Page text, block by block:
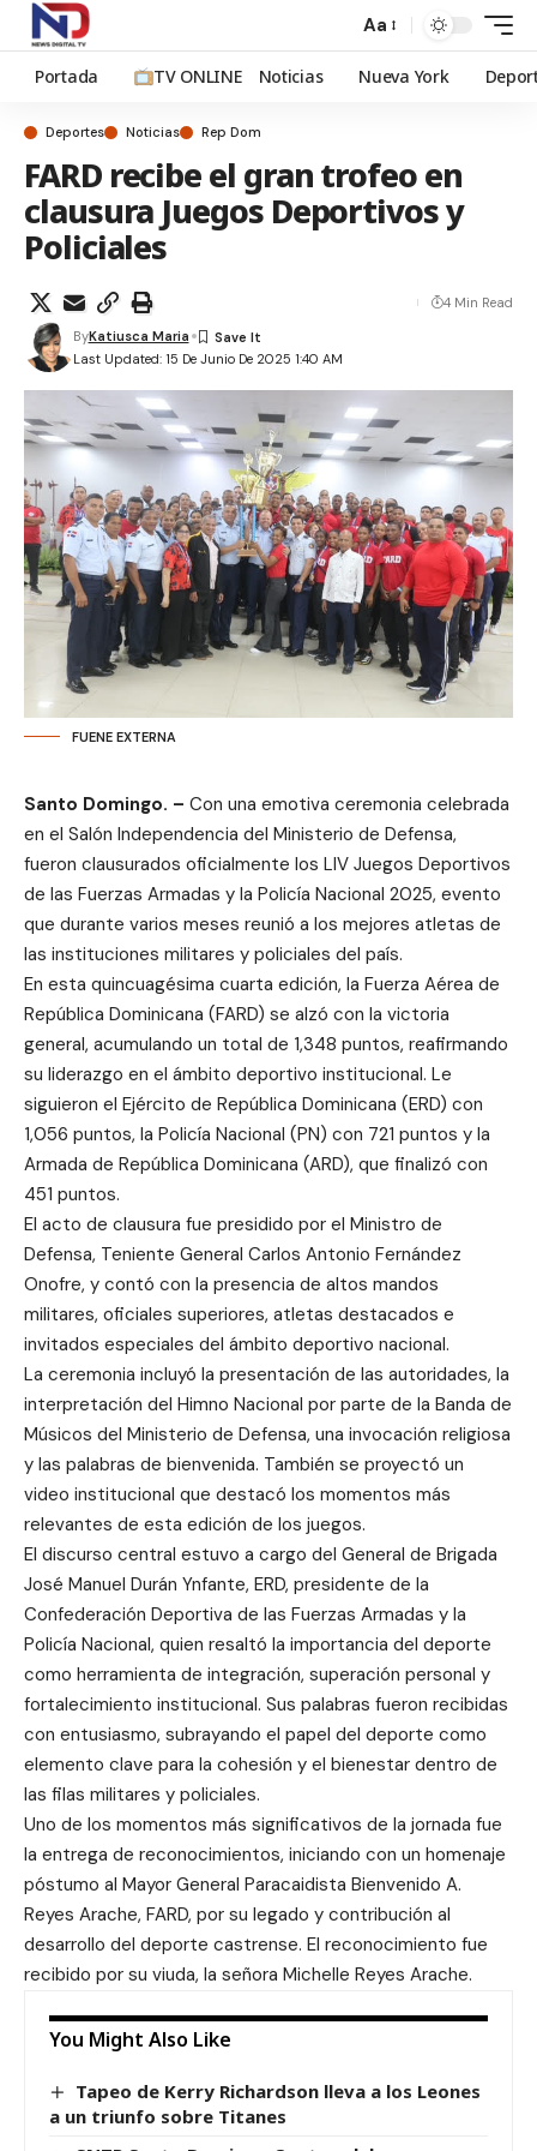
Aa
Portada TV ONLINE Noticias Nueva York
Deportes Noticias Rep Dom
FARD recibe el gran trofeo en
clausura Juegos Deportivos y
Policiales
Last Updated: 15 De Junio De 2025 1:40 AM
ByKatiusca Maria
4 Min Read
FUENE EXTERNA
Santo Domingo. – Con una emotiva ceremonia celebrada
en el Salón Independencia del Ministerio de Defensa,
fueron clausurados oficialmente los LIV Juegos Deportivos
de las Fuerzas Armadas y la Policía Nacional 2025, evento
que durante varios meses reunió a los mejores atletas de
las instituciones militares y policiales del país.
En esta quincuagésima cuarta edición, la Fuerza Aérea de
República Dominicana (FARD) se alzó con la victoria
general, acumulando un total de 1,348 puntos, reafirmando
su liderazgo en el ámbito deportivo institucional. Le
siguieron el Ejército de República Dominicana (ERD) con
1,056 puntos, la Policía Nacional (PN) con 721 puntos y la
Armada de República Dominicana (ARD), que finalizó con
451 puntos.
El acto de clausura fue presidido por el Ministro de
Defensa, Teniente General Carlos Antonio Fernández
Onofre, y contó con la presencia de altos mandos
militares, oficiales superiores, atletas destacados e
invitados especiales del ámbito deportivo nacional.
La ceremonia incluyó la presentación de las autoridades, la
interpretación del Himno Nacional por parte de la Banda de
Músicos del Ministerio de Defensa, una invocación religiosa
y las palabras de bienvenida. También se proyectó un
video institucional que destacó los momentos más
relevantes de esta edición de los juegos.
El discurso central estuvo a cargo del General de Brigada
José Manuel Durán Ynfante, ERD, presidente de la
Confederación Deportiva de las Fuerzas Armadas y la
Policía Nacional, quien resaltó la importancia del deporte
como herramienta de integración, superación personal y
fortalecimiento institucional. Sus palabras fueron recibidas
con entusiasmo, subrayando el papel del deporte como
elemento clave para la cohesión y el bienestar dentro de
las filas militares y policiales.
Uno de los momentos más significativos de la jornada fue
la entrega de reconocimientos, iniciando con un homenaje
póstumo al Mayor General Paracaidista Bienvenido A.
Reyes Arache, FARD, por su legado y contribución al
desarrollo del deporte castrense. El reconocimiento fue
recibido por su viuda, la señora Michelle Reyes Arache.
You Might Also Like
Tapeo de Kerry Richardson lleva a los Leones
a un triunfo sobre Titanes